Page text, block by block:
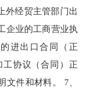
外经贸主管部门出
企业的工商营业执
进出口合同（正
协议（合同）正
文件和材料。 7、